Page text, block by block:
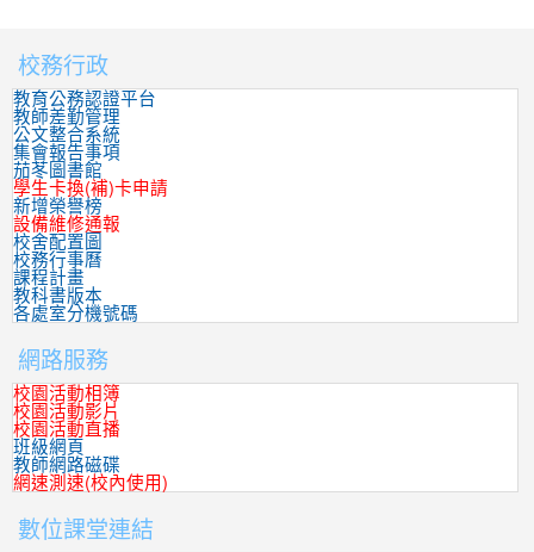
:::
校務行政
教育公務認證平台
教師差勤管理
公文整合系統
集會報告事項
茄苳圖書館
學生卡換(補)卡申請
新增榮譽榜
設備維修通報
校舍配置圖
校務行事曆
課程計畫
教科書版本
各處室分機號碼
網路服務
校園活動相簿
校園活動影片
校園活動直播
班級網頁
教師網路磁碟
網速測速(校內使用)
數位課堂連結